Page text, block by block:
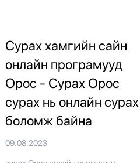
Сурах хамгийн сайн
онлайн програмууд
Орос - Сурах Орос
сурах нь онлайн сурах
боломж байна
09.08.2023